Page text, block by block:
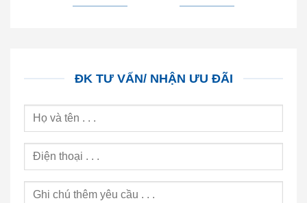
ĐK TƯ VẤN/ NHẬN ƯU ĐÃI